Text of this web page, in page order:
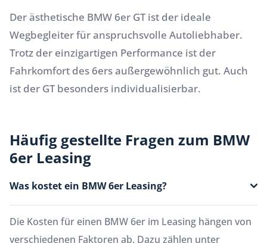
Der ästhetische BMW 6er GT ist der ideale
Wegbegleiter für anspruchsvolle Autoliebhaber.
Trotz der einzigartigen Performance ist der
Fahrkomfort des 6ers außergewöhnlich gut. Auch
ist der GT besonders individualisierbar.
Häufig gestellte Fragen zum BMW
6er Leasing
Was kostet ein BMW 6er Leasing?
Die Kosten für einen BMW 6er im Leasing hängen von
verschiedenen Faktoren ab. Dazu zählen unter